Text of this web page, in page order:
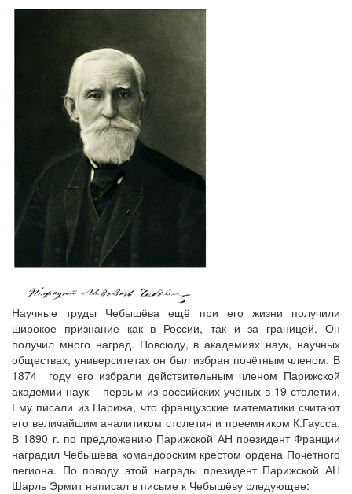
Научные труды Чебышёва ещё при его жизни получили
широкое признание как в России, так и за границей. Он
получил много наград. Повсюду, в академиях наук, научных
обществах, университетах он был избран почётным членом. В
1874 году его избрали действительным членом Парижской
академии наук – первым из российских учёных в 19 столетии.
Ему писали из Парижа, что французские математики считают
его величайшим аналитиком столетия и преемником К.Гаусса.
В 1890 г. по предложению Парижской АН президент Франции
наградил Чебышёва командорским крестом ордена Почётного
легиона. По поводу этой награды президент Парижской АН
Шарль Эрмит написал в письме к Чебышёву следующее: